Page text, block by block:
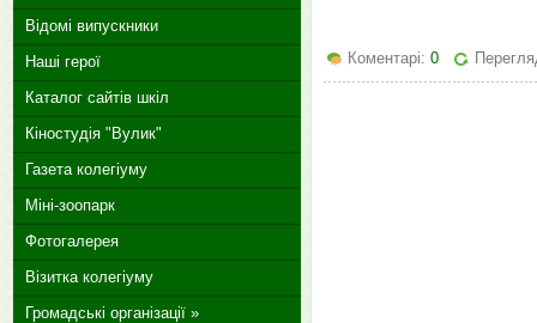
Коментарі: 0
Відомі випускники
Наші герої
Каталог сайтів шкіл
Кіностудія "Вулик"
Газета колегіуму
Міні-зоопарк
Фотогалерея
Візитка колегіуму
Громадські організації »